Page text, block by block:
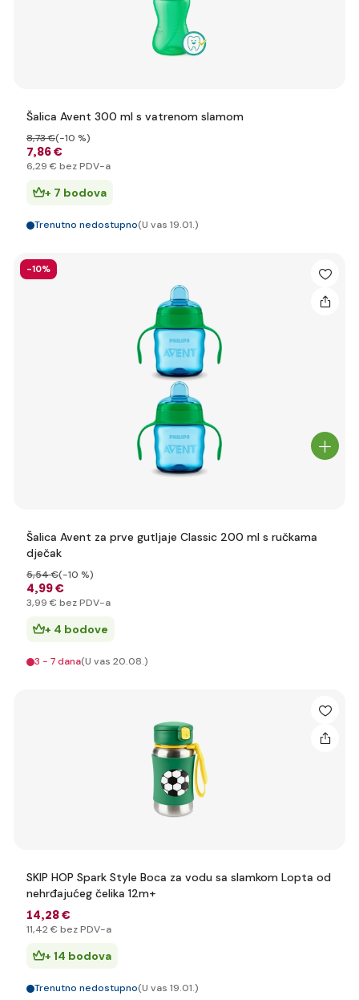
Šalica Avent 300 ml s vatrenom slamom
7,86 €
8,73 €(-10 %)
6,29 € bez PDV-a
+ 7 bodova
Trenutno nedostupno(U vas 19.01.)
-10%
Šalica Avent za prve gutljaje Classic 200 ml s ručkama
dječak
4,99 €
5,54 €(-10 %)
3,99 € bez PDV-a
+ 4 bodove
3 - 7 dana(U vas 20.08.)
SKIP HOP Spark Style Boca za vodu sa slamkom Lopta od
nehrđajućeg čelika 12m+
14,28 €
11,42 € bez PDV-a
+ 14 bodova
Trenutno nedostupno(U vas 19.01.)